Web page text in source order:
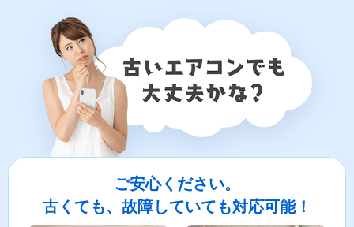
ご安心ください。
古くても、故障していても対応可能！